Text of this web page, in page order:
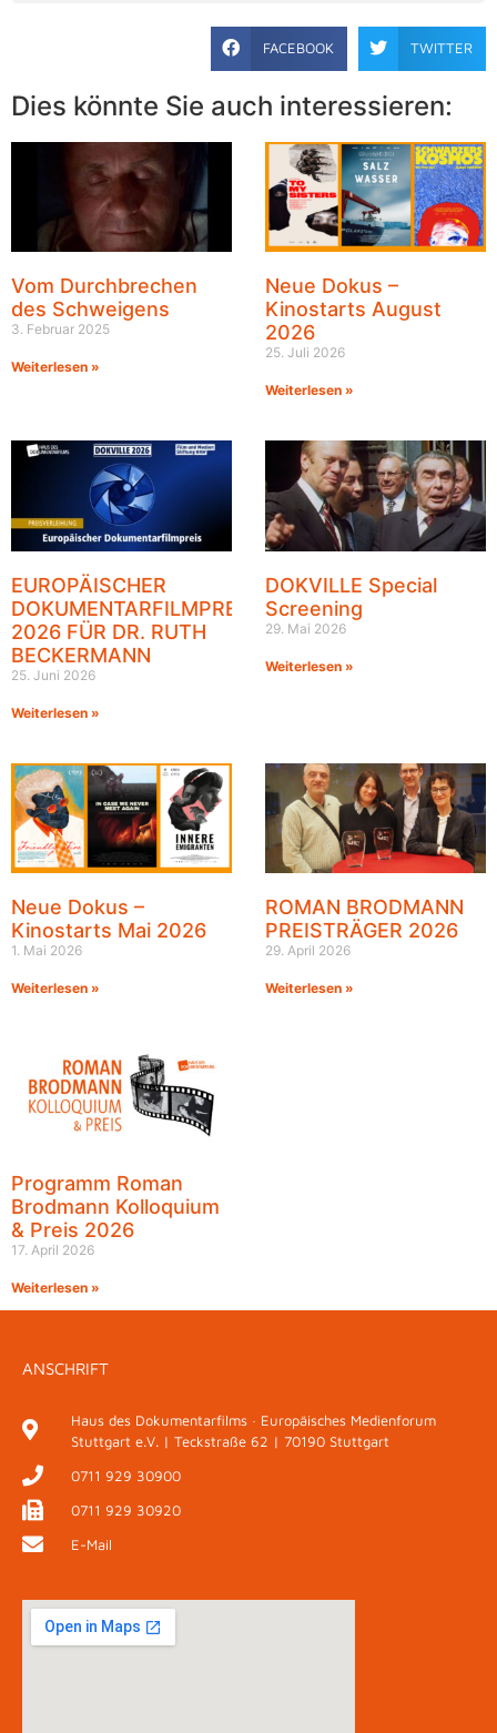
FACEBOOK TWITTER
Dies könnte Sie auch interessieren:
Vom Durchbrechen
des Schweigens
3. Februar 2025
Weiterlesen »
Neue Dokus –
Kinostarts August
2026
25. Juli 2026
Weiterlesen »
EUROPÄISCHER
DOKUMENTARFILMPREIS
2026 FÜR DR. RUTH
BECKERMANN
25. Juni 2026
Weiterlesen »
DOKVILLE Special
Screening
29. Mai 2026
Weiterlesen »
Neue Dokus –
Kinostarts Mai 2026
1. Mai 2026
Weiterlesen »
ROMAN BRODMANN
PREISTRÄGER 2026
29. April 2026
Weiterlesen »
Programm Roman
Brodmann Kolloquium
& Preis 2026
17. April 2026
Weiterlesen »
ANSCHRIFT
Haus des Dokumentarfilms · Europäisches Medienforum
Stuttgart e.V. | Teckstraße 62 | 70190 Stuttgart
0711 929 30900
0711 929 30920
E-Mail